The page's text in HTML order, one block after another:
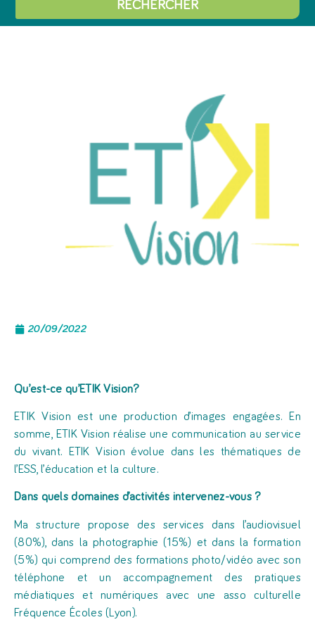
RECHERCHER
20/09/2022
Qu’est-ce qu’ETIK Vision?
ETIK Vision est une production d’images engagées. En
somme, ETIK Vision réalise une communication au service
du vivant. ETIK Vision évolue dans les thématiques de
l’ESS, l’éducation et la culture.
Dans quels domaines d’activités intervenez-vous ?
Ma structure propose des services dans l’audiovisuel
(80%), dans la photographie (15%) et dans la formation
(5%) qui comprend des formations photo/vidéo avec son
téléphone et un accompagnement des pratiques
médiatiques et numériques avec une asso culturelle
Fréquence Écoles (Lyon).